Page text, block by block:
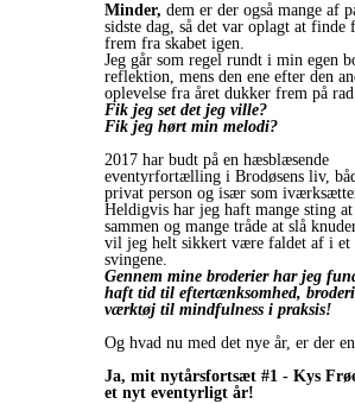
Minder, dem er der også mange af
sidste dag, så det var oplagt at finde
frem fra skabet igen.
Jeg går som regel rundt i min egen
reflektion, mens den ene efter den
oplevelse fra året dukker frem på
Fik jeg set det jeg ville?
Fik jeg hørt min melodi?
2017 har budt på en hæsblæsende
eventyrfortælling i Brodøsens liv,
privat person og især som
Heldigvis har jeg haft mange sting
sammen og mange tråde at slå
vil jeg helt sikkert være faldet af i et
svingene.
Gennem mine broderier har jeg
haft tid til eftertænksomhed,
værktøj til mindfulness i praksis!
Og hvad nu med det nye år, er der
Ja, mit nytårsfortsæt #1 - Kys
et nyt eventyrligt år!